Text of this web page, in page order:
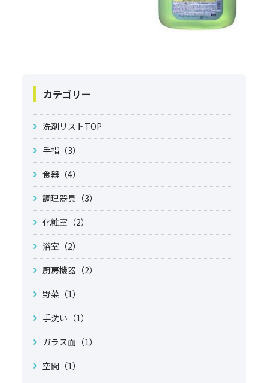
カテゴリー
洗剤リストTOP
手指（3）
食器（4）
調理器具（3）
化粧室（2）
浴室（2）
厨房機器（2）
野菜（1）
手洗い（1）
ガラス面（1）
空間（1）